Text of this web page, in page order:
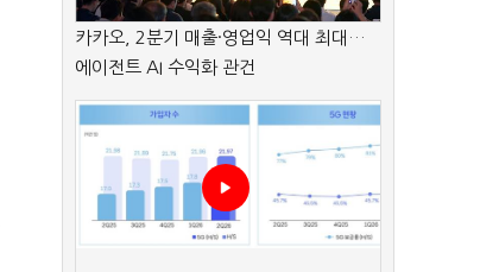
카카오, 2분기 매출·영업익 역대 최대…
에이전트 AI 수익화 관건